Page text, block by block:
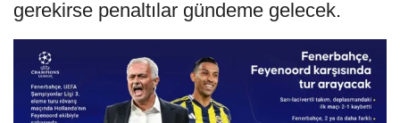
gerekirse penaltılar gündeme gelecek.